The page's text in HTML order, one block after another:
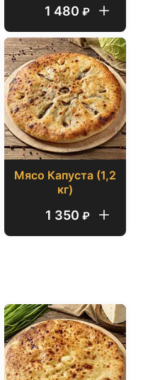
1 480 ₽
Мясо Капуста (1,2
кг)
1 350 ₽